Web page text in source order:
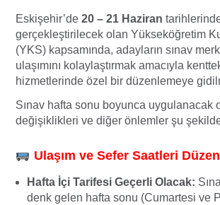
Eskişehir’de 20 – 21 Haziran
gerçekleştirilecek olan Yükseköğretim
(YKS) kapsamında, adayların sınav
ulaşımını kolaylaştırmak amacıyla
hizmetlerinde özel bir düzenlemeye
Sınav hafta sonu boyunca uygulanacak
değişiklikleri ve diğer önlemler şu
Ulaşım ve Sefer Saatleri
Hafta İçi Tarifesi Geçerli Olacak:
denk gelen hafta sonu (Cumartesi ve